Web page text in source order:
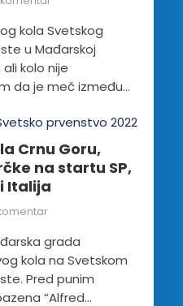
kola Svetskog
u Mađarskoj
kolo nije
da je meč između...
Crnu Goru,
na startu SP,
Italija
grada
kola na Svetskom
Pred punim
“Alfred...